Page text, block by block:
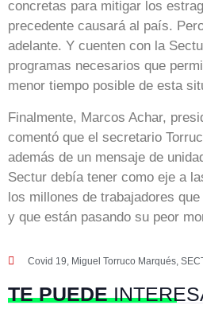
concretas para mitigar los
precedente causará al país.
adelante. Y cuenten con la
programas necesarios que
menor tiempo posible de esta
Finalmente, Marcos Achar,
comentó que el secretario
además de un mensaje de
Sectur debía tener como eje a
los millones de trabajadores
y que están pasando su peor
Covid 19, Miguel Torruco Marqués,
TE PUEDE